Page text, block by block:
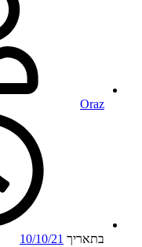
Oraz
בתאריך 10/10/21